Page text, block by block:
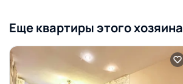
Еще квартиры этого хозяина